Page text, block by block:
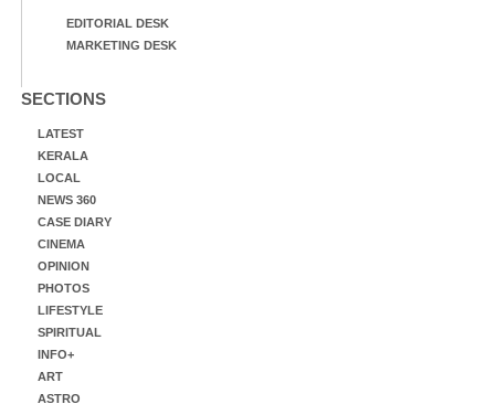
EDITORIAL DESK
MARKETING DESK
SECTIONS
LATEST
KERALA
LOCAL
NEWS 360
CASE DIARY
CINEMA
OPINION
PHOTOS
LIFESTYLE
SPIRITUAL
INFO+
ART
ASTRO